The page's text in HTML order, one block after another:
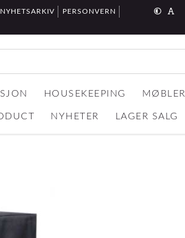
NYHETSARKIV
PERSONVERN
HOUSEKEEPING MØBLER
NYHETER LAGER SALG